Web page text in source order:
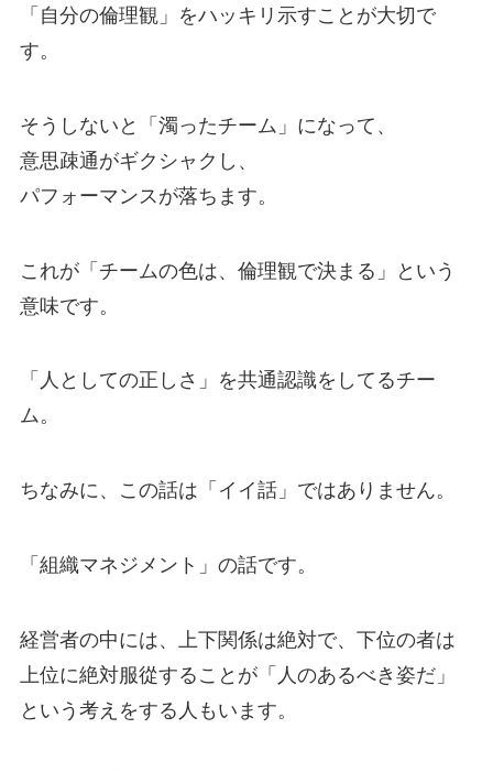
「自分の倫理観」をハッキリ示すことが大切で
す。
そうしないと「濁ったチーム」になって、
意思疎通がギクシャクし、
パフォーマンスが落ちます。
これが「チームの色は、倫理観で決まる」という
意味です。
「人としての正しさ」を共通認識をしてるチー
ム。
ちなみに、この話は「イイ話」ではありません。
「組織マネジメント」の話です。
経営者の中には、上下関係は絶対で、下位の者は
上位に絶対服從することが「人のあるべき姿だ」
という考えをする人もいます。